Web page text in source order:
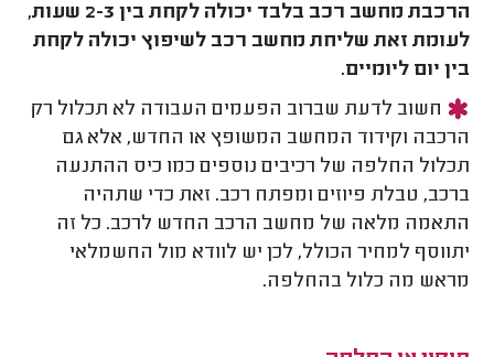
הרכבת מחשב רכב בלבד יכולה לקחת בין 2-3 שעות,
לעומת זאת שליחת מחשב רכב לשיפוץ יכולה לקחת
בין יום ליומיים.
חשוב לדעת שברוב הפעמים העבודה לא תכלול רק
הרכבה וקידוד המחשב המשופץ או החדש, אלא גם
תכלול החלפה של רכיבים נוספים כמו כיס ההתנעה
ברכב, טבלת פיוזים ומפתח רכב. זאת כדי שתהיה
התאמה מלאה של מחשב הרכב החדש לרכב. כל זה
יתווסף למחיר הכולל, לכן יש לוודא מול החשמלאי
מראש מה כלול בהחלפה.